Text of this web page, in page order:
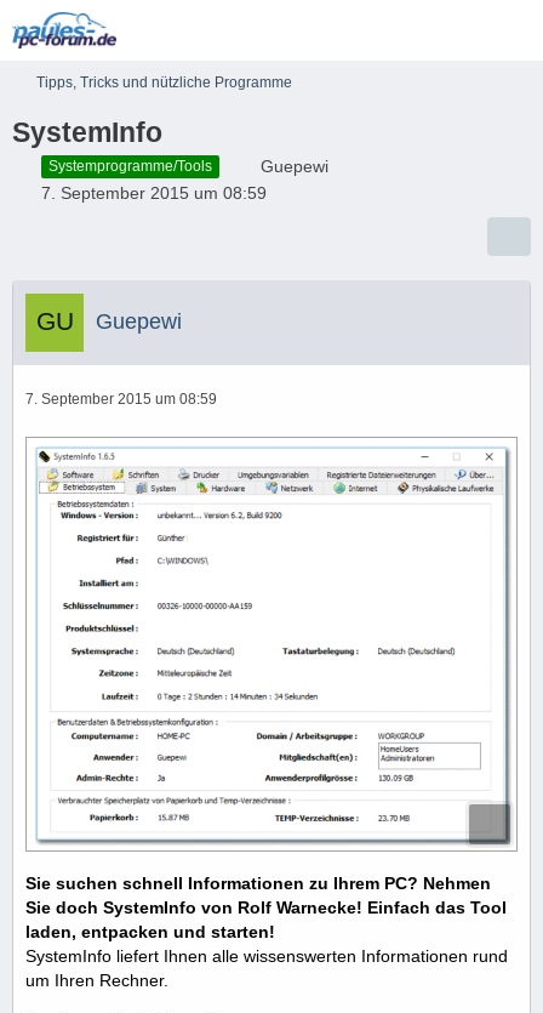
Tipps, Tricks und nützliche Programme
SystemInfo
Systemprogramme/Tools
Guepewi
7. September 2015 um 08:59
Guepewi
7. September 2015 um 08:59
Sie suchen schnell Informationen zu Ihrem PC? Nehmen
Sie doch SystemInfo von Rolf Warnecke! Einfach das Tool
laden, entpacken und starten!
SystemInfo liefert Ihnen alle wissenswerten Informationen rund
um Ihren Rechner.